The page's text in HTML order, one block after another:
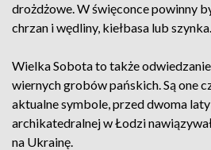
drożdżowe. W święconce powinny
chrzan i wędliny, kiełbasa lub szynka.
Wielka Sobota to także
wiernych grobów pańskich. Są one
aktualne symbole, przed dwoma
archikatedralnej w Łodzi
na Ukrainę.